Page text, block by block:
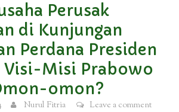
Perusak
di Kunjungan
Perdana Presiden
Visi-Misi Prabowo
omon?
Nurul Fitria Leave a comment